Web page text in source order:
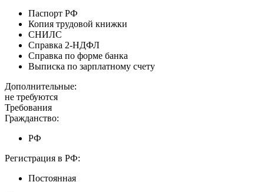
Паспорт РФ
Копия трудовой книжки
СНИЛС
Справка 2-НДФЛ
Справка по форме банка
Выписка по зарплатному счету
Дополнительные:
не требуются
Требования
Гражданство:
РФ
Регистрация в РФ:
Постоянная